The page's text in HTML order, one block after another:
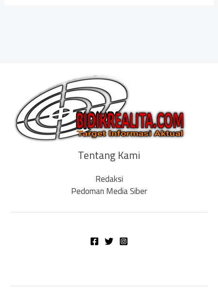
Tentang Kami
Redaksi
Pedoman Media Siber